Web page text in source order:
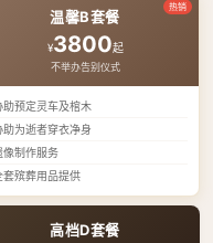
热销
温馨B套餐
¥3800起
不举办告别仪式
助预定灵车及棺木
助为逝者穿衣净身
像制作服务
套殡葬用品提供
高档D套餐